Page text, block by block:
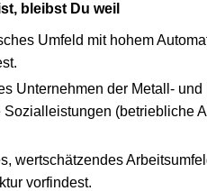
bleibst Du weil
Umfeld mit hohem
Unternehmen der Metall-
(betriebliche
wertschätzendes
vorfindest.